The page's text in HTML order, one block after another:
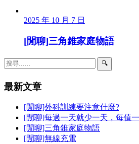
2025 年 10 月 7 日
[閒聊]三角錐家庭物語
🔍
最新文章
[閒聊]外科訓練要注意什麼?
[閒聊]每過一天就少一天，每值
[閒聊]三角錐家庭物語
[閒聊]無線充電